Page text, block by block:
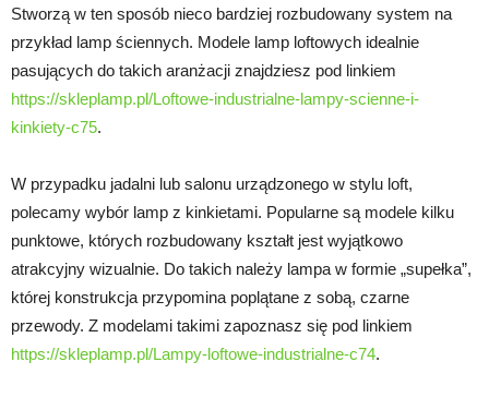
Stworzą w ten sposób nieco bardziej rozbudowany system na
przykład lamp ściennych. Modele lamp loftowych idealnie
pasujących do takich aranżacji znajdziesz pod linkiem
https://skleplamp.pl/Loftowe-industrialne-lampy-scienne-i-
kinkiety-c75.
W przypadku jadalni lub salonu urządzonego w stylu loft,
polecamy wybór lamp z kinkietami. Popularne są modele kilku
punktowe, których rozbudowany kształt jest wyjątkowo
atrakcyjny wizualnie. Do takich należy lampa w formie „supełka”,
której konstrukcja przypomina poplątane z sobą, czarne
przewody. Z modelami takimi zapoznasz się pod linkiem
https://skleplamp.pl/Lampy-loftowe-industrialne-c74.